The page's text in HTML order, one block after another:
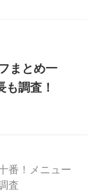
まとめ一
調査！
番！メニュー
査